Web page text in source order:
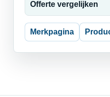
Offerte vergelijken
Merkpagina